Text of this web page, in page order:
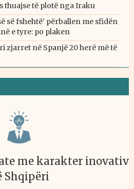
thuajse të plotë nga Iraku
së fshehtë’ përballen me sfidën
e tyre: po plaken
zjarret në Spanjë 20 herë më të
me karakter inovativ
Shqipëri